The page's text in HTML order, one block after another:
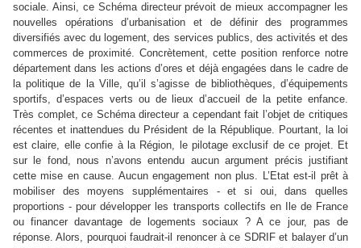
sociale. Ainsi, ce Schéma directeur prévoit de mieux accompagner les
nouvelles opérations d’urbanisation et de définir des programmes
diversifiés avec du logement, des services publics, des activités et des
commerces de proximité. Concrètement, cette position renforce notre
département dans les actions d’ores et déjà engagées dans le cadre de
la politique de la Ville, qu’il s’agisse de bibliothèques, d’équipements
sportifs, d’espaces verts ou de lieux d’accueil de la petite enfance.
Très complet, ce Schéma directeur a cependant fait l’objet de critiques
récentes et inattendues du Président de la République. Pourtant, la loi
est claire, elle confie à la Région, le pilotage exclusif de ce projet. Et
sur le fond, nous n’avons entendu aucun argument précis justifiant
cette mise en cause. Aucun engagement non plus. L’Etat est-il prêt à
mobiliser des moyens supplémentaires - et si oui, dans quelles
proportions - pour développer les transports collectifs en Ile de France
ou financer davantage de logements sociaux ? A ce jour, pas de
réponse. Alors, pourquoi faudrait-il renoncer à ce SDRIF et balayer d’un